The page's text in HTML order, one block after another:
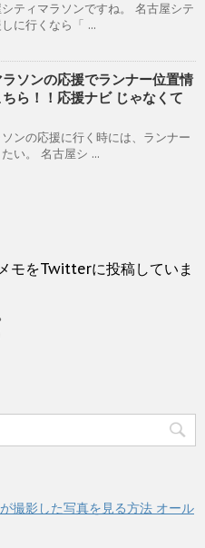
ティマラソンですね。 名古屋シテ
に行くなら「 ...
ソンの応援でランナー位置情
ら！！応援ナビ じゃなくて
ンの応援に行く時には、ランナー
い。 名古屋シ ...
モをTwitterに投稿していま
撮影した写真を見る方法 オール